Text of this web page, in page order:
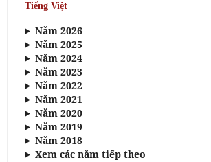
Tiếng Việt
Năm 2026
Năm 2025
Năm 2024
Năm 2023
Năm 2022
Năm 2021
Năm 2020
Năm 2019
Năm 2018
Xem các năm tiếp theo